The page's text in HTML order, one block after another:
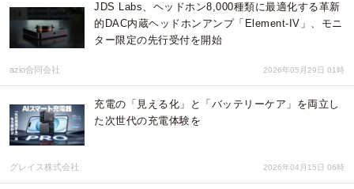
JDS Labs、ヘッドホン8,000種類に最適化する革新
的DAC内蔵ヘッドホンアンプ「Element-IV」、モニ
ター限定の先行受付を開始
azio合同会社 2026年05月29日 01時
充電の「見える化」と「バッテリーケア」を両立し
た次世代の充電体験を
グレイス株式会社 2026年04月15日 06時